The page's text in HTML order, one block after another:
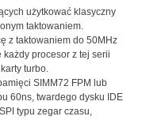
użytkować klasyczny
taktowaniem.
z taktowaniem do 50MHz
procesor z tej serii
turbo.
SIMM72 FPM lub
60ns, twardego dysku IDE
typu zegar czasu,